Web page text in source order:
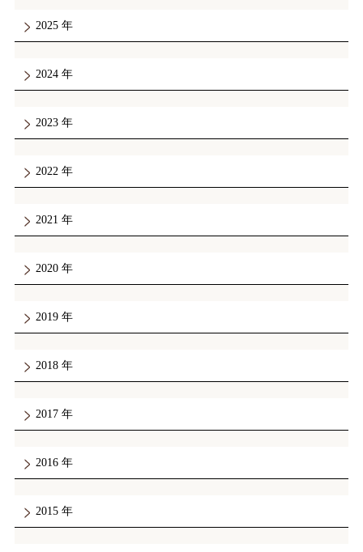
2025
2024
2023
2022
2021
2020
2019
2018
2017
2016
2015